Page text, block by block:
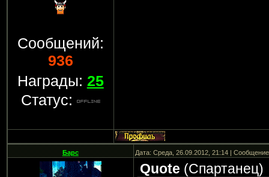
Сообщений:
936
Награды: 25
Статус:
Барс Дата: Среда, 26.09.2012, 21:14 |
Quote (Спартанец)